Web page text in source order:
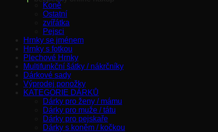
Koně
Ostatní
zvířátka
Pejsci
Hrnky se jménem
Hrnky s fotkou
Plechové Hrnky
Multifunkční šátky / nákrčníky
Dárkové sady
Výprodej ponožky
KATEGORIE DÁRKŮ
Dárky pro ženy / mámu
Dárky pro muže / tátu
Dárky pro pejskaře
Dárky s koněm / kočkou